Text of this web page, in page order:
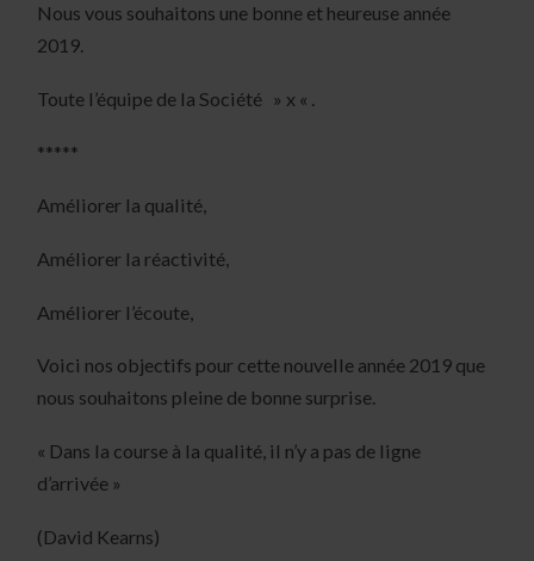
Nous vous souhaitons une bonne et heureuse année
2019.
Toute l’équipe de la Société » x « .
*****
Améliorer la qualité,
Améliorer la réactivité,
Améliorer l’écoute,
Voici nos objectifs pour cette nouvelle année 2019 que
nous souhaitons pleine de bonne surprise.
« Dans la course à la qualité, il n’y a pas de ligne
d’arrivée »
(David Kearns)